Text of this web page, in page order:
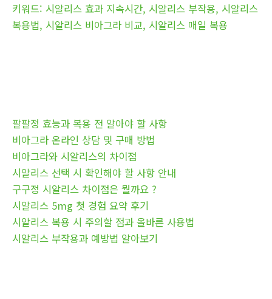
키워드: 시알리스 효과 지속시간, 시알리스 부작용, 시알리스
복용법, 시알리스 비아그라 비교, 시알리스 매일 복용
팔팔정 효능과 복용 전 알아야 할 사항
비아그라 온라인 상담 및 구매 방법
비아그라와 시알리스의 차이점
시알리스 선택 시 확인해야 할 사항 안내
구구정 시알리스 차이점은 뭘까요 ?
시알리스 5mg 첫 경험 요약 후기
시알리스 복용 시 주의할 점과 올바른 사용법
시알리스 부작용과 예방법 알아보기